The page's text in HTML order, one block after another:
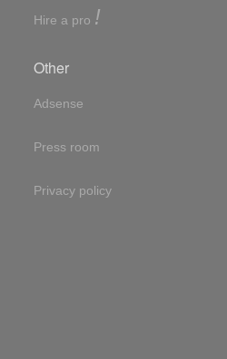
Hire a pro !
Other
Adsense
Press room
Privacy policy